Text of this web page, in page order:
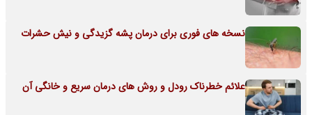
نسخه های فوری برای درمان پشه گزیدگی و نیش حشرات
علائم خطرناک رودل و روش های درمان سریع و خانگی آن